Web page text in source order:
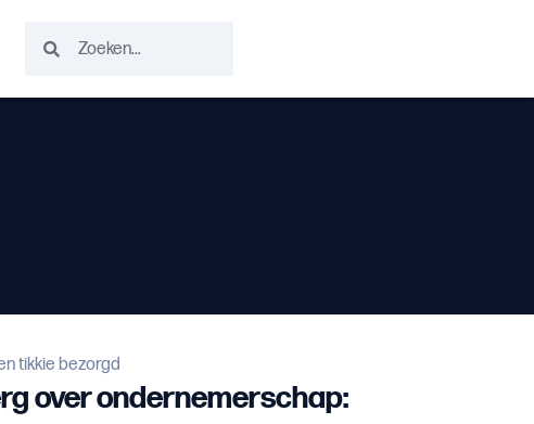
tikkie bezorgd
over ondernemerschap: